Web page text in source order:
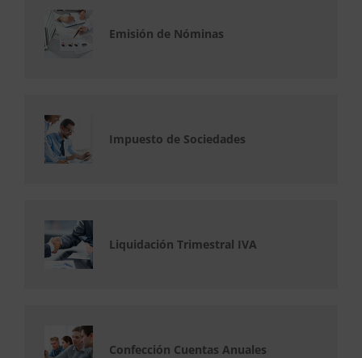
Emisión de Nóminas
Impuesto de Sociedades
Liquidación Trimestral IVA
Confección Cuentas Anuales